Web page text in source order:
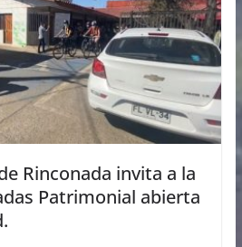
Rinconada invita a la
Patrimonial abierta